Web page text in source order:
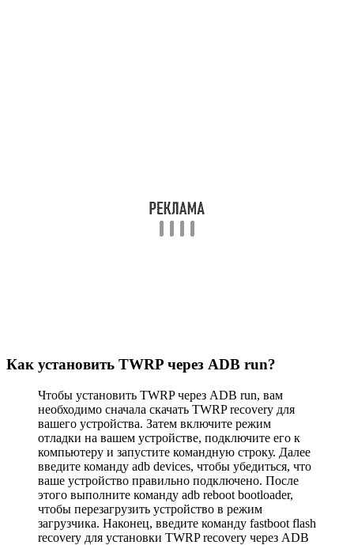
Как установить TWRP через ADB run?
Чтобы установить TWRP через ADB run, вам
необходимо сначала скачать TWRP recovery для
вашего устройства. Затем включите режим
отладки на вашем устройстве, подключите его к
компьютеру и запустите командную строку. Далее
введите команду adb devices, чтобы убедиться, что
ваше устройство правильно подключено. После
этого выполните команду adb reboot bootloader,
чтобы перезагрузить устройство в режим
загрузчика. Наконец, введите команду fastboot flash
recovery для установки TWRP recovery через ADB